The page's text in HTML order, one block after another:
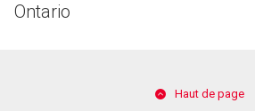
Ontario
Haut de page